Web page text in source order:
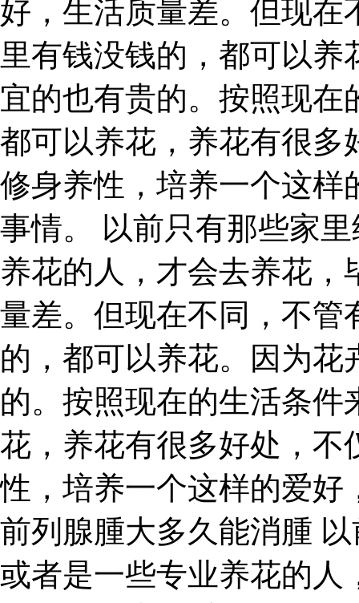
好，生活质量差。但现在
里有钱没钱的，都可以
宜的也有贵的。按照现
都可以养花，养花有很多
修身养性，培养一个这样
事情。 以前只有那些家
养花的人，才会去养花
量差。但现在不同，不管
的，都可以养花。因为
的。按照现在的生活条
花，养花有很多好处，不
性，培养一个这样的爱好
前列腺腫大多久能消腫
或者是一些专业养花的人